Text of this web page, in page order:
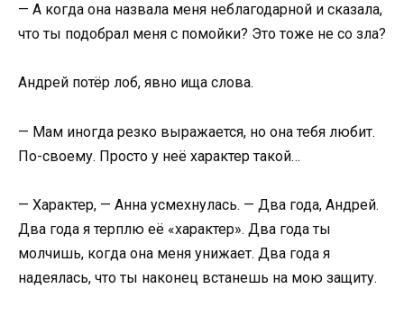
— А когда она назвала меня неблагодарной и сказала,
что ты подобрал меня с помойки? Это тоже не со зла?
Андрей потёр лоб, явно ища слова.
— Мам иногда резко выражается, но она тебя любит.
По-своему. Просто у неё характер такой…
— Характер, — Анна усмехнулась. — Два года, Андрей.
Два года я терплю её «характер». Два года ты
молчишь, когда она меня унижает. Два года я
надеялась, что ты наконец встанешь на мою защиту.